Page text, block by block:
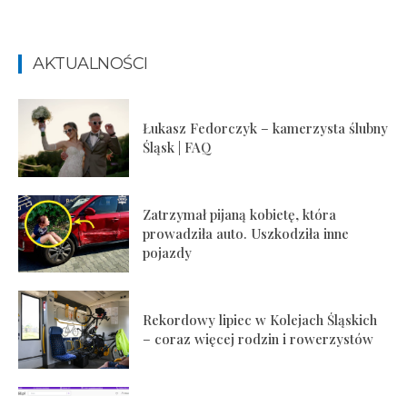
AKTUALNOŚCI
Łukasz Fedorczyk – kamerzysta ślubny
Śląsk | FAQ
Zatrzymał pijaną kobietę, która
prowadziła auto. Uszkodziła inne
pojazdy
Rekordowy lipiec w Kolejach Śląskich
– coraz więcej rodzin i rowerzystów